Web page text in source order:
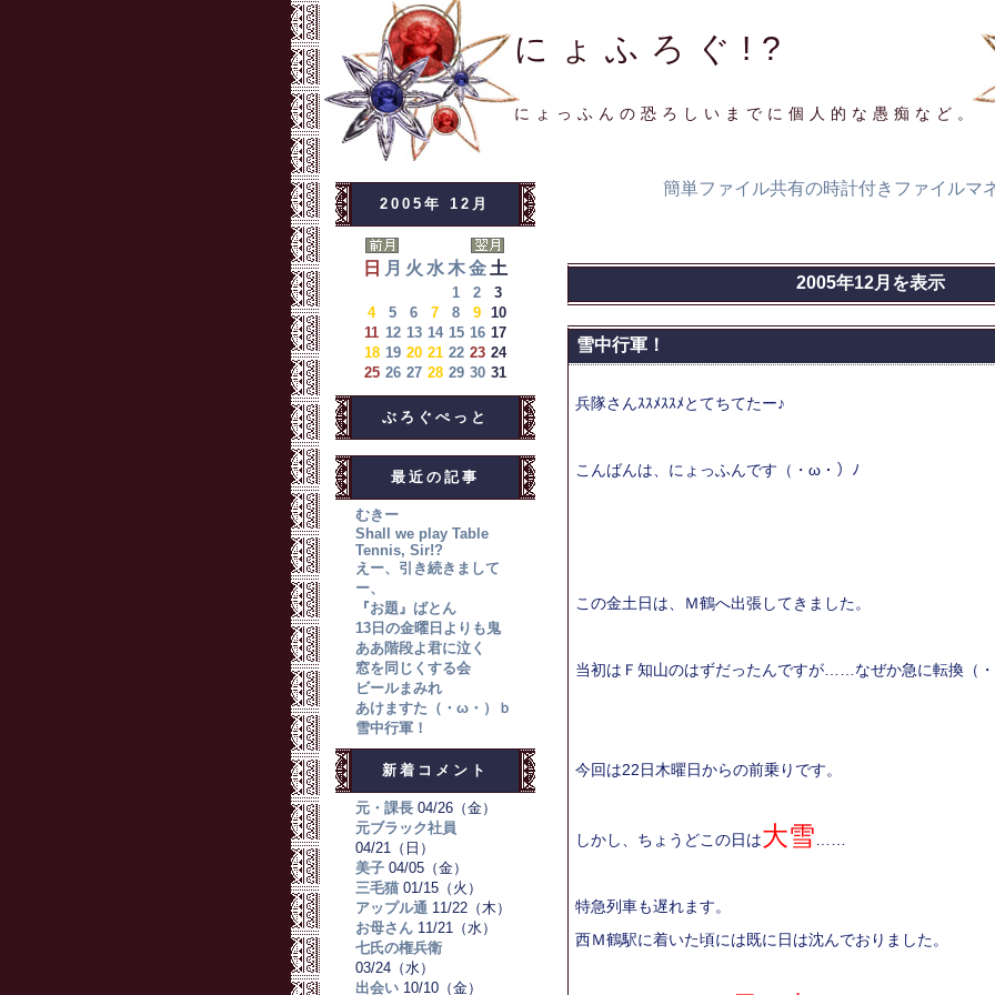
にょふろぐ!?
にょっふんの恐ろしいまでに個人的な愚痴など。
2005年 12月
日 月 火 水 木 金 土
1 2
3
4
5 6 7 8 9 10
11 12 13 14 15 16 17
18 19 20 21 22 23 24
25 26 27 28 29 30 31
ぶろぐぺっと
最近の記事
むきー
Shall we play Table
Tennis, Sir!?
えー、引き続きまして
ー、
『お題』ばとん
13日の金曜日よりも鬼
ああ階段よ君に泣く
窓を同じくする会
ビールまみれ
あけますた（・ω・）ｂ
雪中行軍！
新着コメント
元・課長04/26（金）
元ブラック社員
04/21（日）
美子04/05（金）
三毛猫01/15（火）
アップル通11/22（木）
お母さん11/21（水）
七氏の権兵衛
03/24（水）
出会い10/10（金）
簡単ファイル共有の時計付きファイルマ
2005年12月を表示
雪中行軍！
兵隊さんｽｽﾒｽｽﾒとてちてたー♪
こんばんは、にょっふんです（・ω・）ﾉ
この金土日は、Ｍ鶴へ出張してきました。
当初はＦ知山のはずだったんですが……なぜか急に転換（
今回は22日木曜日からの前乗りです。
しかし、ちょうどこの日は大雪
特急列車も遅れます。
西Ｍ鶴駅に着いた頃には既に日は沈んでおりました。